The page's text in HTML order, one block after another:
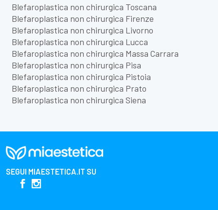
Blefaroplastica non chirurgica Toscana
Blefaroplastica non chirurgica Firenze
Blefaroplastica non chirurgica Livorno
Blefaroplastica non chirurgica Lucca
Blefaroplastica non chirurgica Massa Carrara
Blefaroplastica non chirurgica Pisa
Blefaroplastica non chirurgica Pistoia
Blefaroplastica non chirurgica Prato
Blefaroplastica non chirurgica Siena
SEGUI MIAESTETICA.IT SU